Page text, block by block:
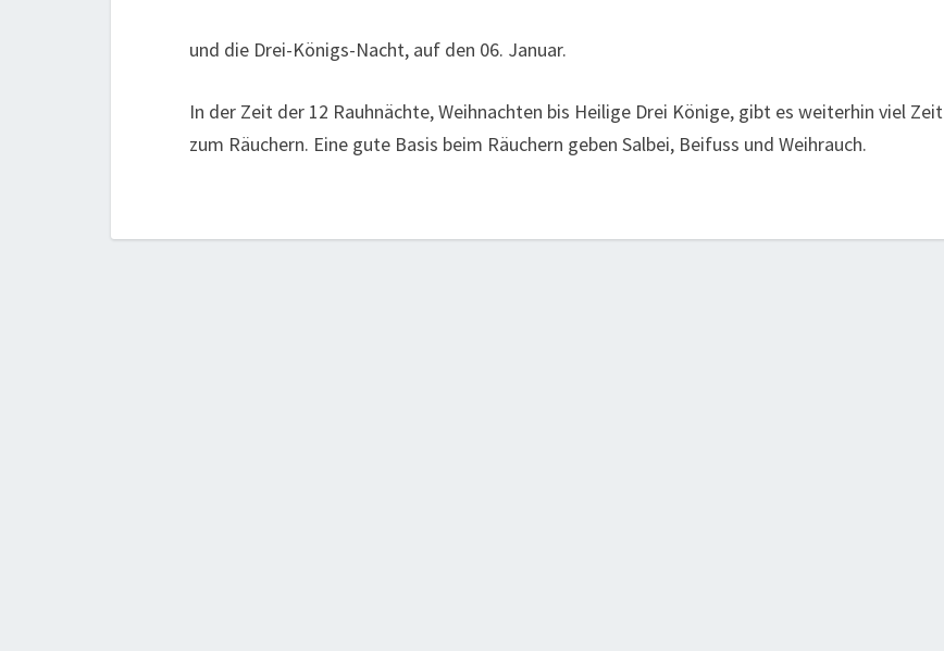
und die Drei-Königs-Nacht, auf den 06. Januar.
In der Zeit der 12 Rauhnächte, Weihnachten bis Heilige Drei Könige, gibt es weiterhin viel Zeit
zum Räuchern. Eine gute Basis beim Räuchern geben Salbei, Beifuss und Weihrauch.